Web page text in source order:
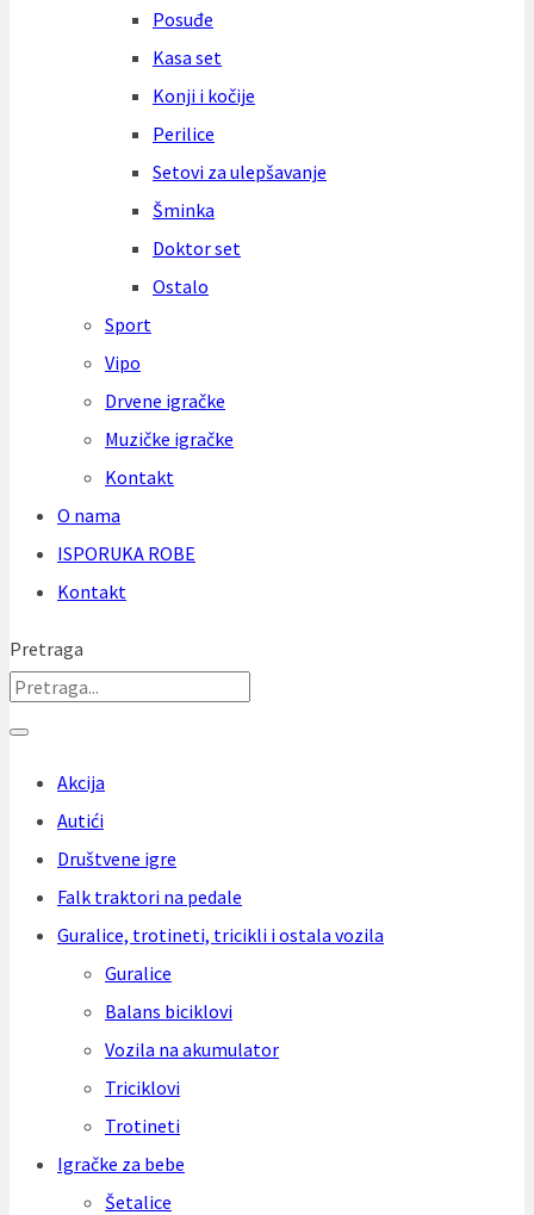
Posuđe
Kasa set
Konji i kočije
Perilice
Setovi za ulepšavanje
Šminka
Doktor set
Ostalo
Sport
Vipo
Drvene igračke
Muzičke igračke
Kontakt
O nama
ISPORUKA ROBE
Kontakt
Pretraga
Akcija
Autići
Društvene igre
Falk traktori na pedale
Guralice, trotineti, tricikli i ostala vozila
Guralice
Balans biciklovi
Vozila na akumulator
Triciklovi
Trotineti
Igračke za bebe
Šetalice